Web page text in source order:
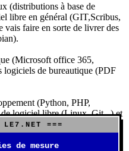
(distributions à base de
libre en général (GIT,Scribus,
faire en sorte de livrer des
(Microsoft office 365,
de bureautique (PDF
(Python, PHP,
logiciel libre (Linux, Git...) et
(Risk, Uno, Scrabble...),
===
de mesure